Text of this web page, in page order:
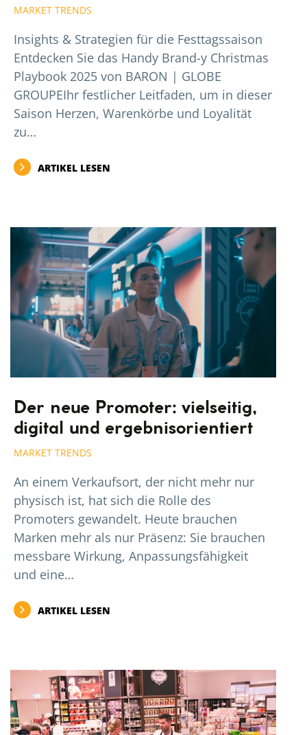
MARKET TRENDS
Insights & Strategien für die Festtagssaison
Entdecken Sie das Handy Brand-y Christmas
Playbook 2025 von BARON | GLOBE
GROUPEIhr festlicher Leitfaden, um in dieser
Saison Herzen, Warenkörbe und Loyalität
zu…
ARTIKEL LESEN
Der neue Promoter: vielseitig,
digital und ergebnisorientiert
MARKET TRENDS
An einem Verkaufsort, der nicht mehr nur
physisch ist, hat sich die Rolle des
Promoters gewandelt. Heute brauchen
Marken mehr als nur Präsenz: Sie brauchen
messbare Wirkung, Anpassungsfähigkeit
und eine…
ARTIKEL LESEN